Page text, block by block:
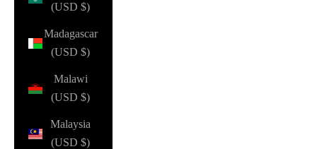
(USD $)
Madagascar
(USD $)
Malawi
(USD $)
Malaysia
(USD $)